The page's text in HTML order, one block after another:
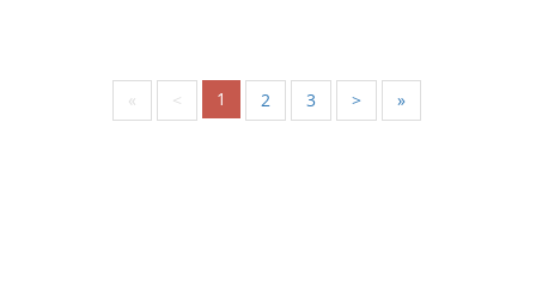
« < 1 2 3 > »